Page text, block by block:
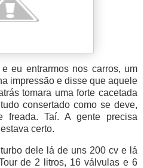
eu entrarmos nos carros, um
impressão e disse que aquele
tomara uma forte cacetada
consertado como se deve,
freada. Taí. A gente precisa
certo.
dele lá de uns 200 cv e lá
de 2 litros, 16 válvulas e 6